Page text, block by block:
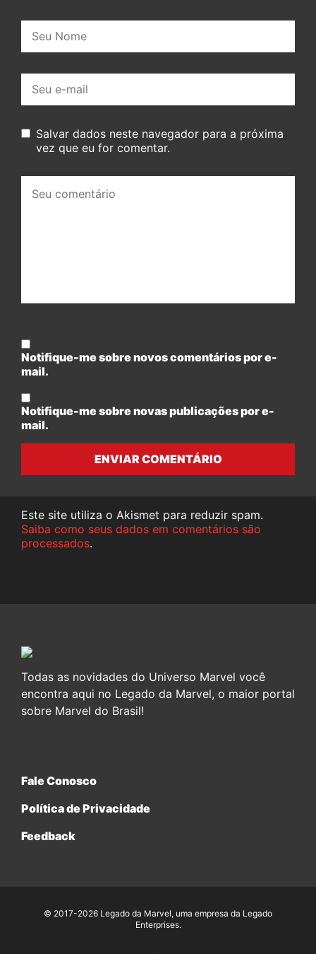
mail:
Salvar dados neste navegador para a próxima
vez que eu for comentar.
comentário:
Notifique-me sobre novos comentários por e-
mail.
Notifique-me sobre novas publicações por e-
mail.
ENVIAR COMENTÁRIO
Este site utiliza o Akismet para reduzir spam.
Saiba como seus dados em comentários são
processados.
Todas as novidades do Universo Marvel você
encontra aqui no Legado da Marvel, o maior portal
sobre Marvel do Brasil!
Fale Conosco
Política de Privacidade
Feedback
© 2017-2026 Legado da Marvel, uma empresa da Legado
Enterprises.